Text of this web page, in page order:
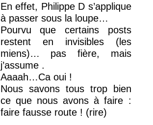
En effet, Philippe D s’applique
à passer sous la loupe…
Pourvu que certains posts
restent en invisibles (les
miens)… pas fière, mais
j’assume .
Aaaah…Ca oui !
Nous savons tous trop bien
ce que nous avons à faire :
faire fausse route ! (rire)